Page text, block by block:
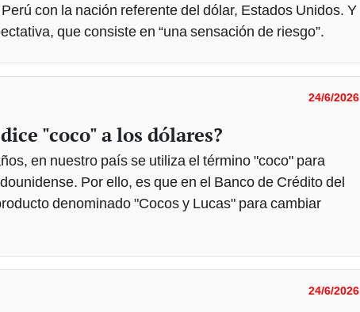
con la nación referente del dólar, Estados Unidos. Y
que consiste en “una sensación de riesgo”.
24/6/2026
"coco" a los dólares?
en nuestro país se utiliza el término "coco" para
Por ello, es que en el Banco de Crédito del
denominado "Cocos y Lucas" para cambiar
24/6/2026